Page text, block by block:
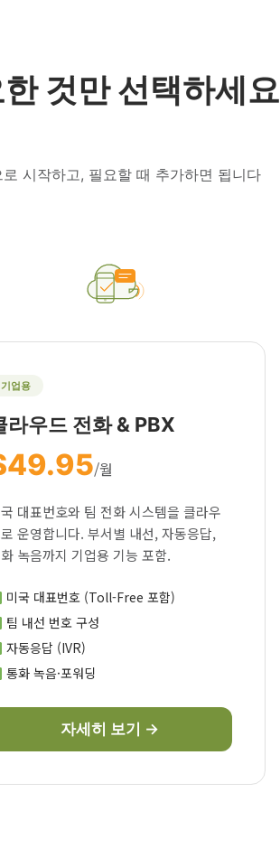
것만 선택하세요
시작하고, 필요할 때 추가하면 됩니다
기업용
라우드 전화 & PBX
/월
대표번호와 팀 전화 시스템을 클라우
운영합니다. 부서별 내선, 자동응답,
녹음까지 기업용 기능 포함.
미국 대표번호 (Toll-Free 포함)
팀 내선 번호 구성
자동응답 (IVR)
통화 녹음·포워딩
자세히 보기 →